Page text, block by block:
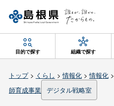
目的で探す 組織で探す
トップ> くらし >情報化>情報化>
師育成事業 デジタル戦略室